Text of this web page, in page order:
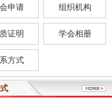
申请 组织机构
证明 学会相册
方式